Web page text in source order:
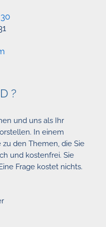
?
und uns als Ihr
In einem
zu den Themen, die Sie
und kostenfrei. Sie
Frage kostet nichts.